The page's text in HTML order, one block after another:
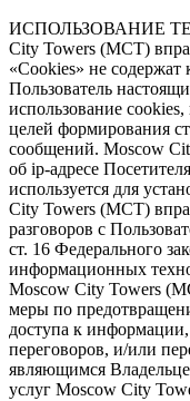
ИСПОЛЬЗОВАНИЕ
City Towers (МСТ)
«Cookies» не
Пользователь
использование
целей формирования
сообщений. Moscow
об ip-адресе
используется для
City Towers (МСТ)
разговоров с
ст. 16 Федерального
информационных
Moscow City Towers
меры по
доступа к
переговоров, и/или
являющимся
услуг Moscow City